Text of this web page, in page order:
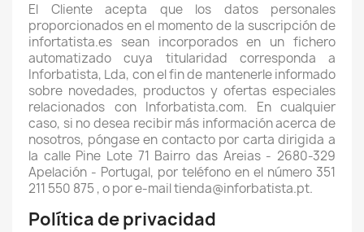
El Cliente acepta que los datos personales
proporcionados en el momento de la suscripción de
infortatista.es sean incorporados en un fichero
automatizado cuya titularidad corresponda a
Inforbatista, Lda, con el fin de mantenerle informado
sobre novedades, productos y ofertas especiales
relacionados con Inforbatista.com. En cualquier
caso, si no desea recibir más información acerca de
nosotros, póngase en contacto por carta dirigida a
la calle Pine Lote 71 Bairro das Areias - 2680-329
Apelación - Portugal, por teléfono en el número 351
211 550 875 , o por e-mail tienda@inforbatista.pt.
Política de privacidad